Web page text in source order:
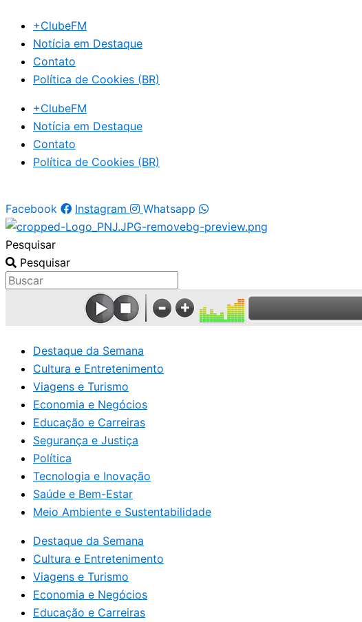
para
conteúdo
+ClubeFM
Notícia em Destaque
Contato
Política de Cookies (BR)
+ClubeFM
Notícia em Destaque
Contato
Política de Cookies (BR)
Facebook Instagram Whatsapp
Pesquisar
Pesquisar
Destaque da Semana
Cultura e Entretenimento
Viagens e Turismo
Economia e Negócios
Educação e Carreiras
Segurança e Justiça
Política
Tecnologia e Inovação
Saúde e Bem-Estar
Meio Ambiente e Sustentabilidade
Destaque da Semana
Cultura e Entretenimento
Viagens e Turismo
Economia e Negócios
Educação e Carreiras